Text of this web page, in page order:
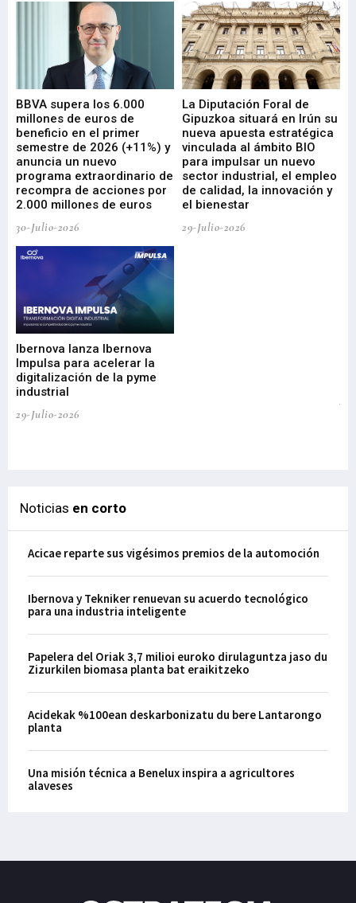
BBVA supera los 6.000
millones de euros de
beneficio en el primer
semestre de 2026 (+11%) y
anuncia un nuevo
programa extraordinario de
recompra de acciones por
2.000 millones de euros
30-Julio-2026
La Diputación Foral de
Gipuzkoa situará en Irún su
nueva apuesta estratégica
vinculada al ámbito BIO
para impulsar un nuevo
sector industrial, el empleo
de calidad, la innovación y
el bienestar
29-Julio-2026
Ibernova lanza Ibernova
Impulsa para acelerar la
digitalización de la pyme
industrial
29-Julio-2026
Noticias en corto
Acicae reparte sus vigésimos premios de la automoción
Ibernova y Tekniker renuevan su acuerdo tecnológico
para una industria inteligente
Papelera del Oriak 3,7 milioi euroko dirulaguntza jaso du
Zizurkilen biomasa planta bat eraikitzeko
Acidekak %100ean deskarbonizatu du bere Lantarongo
planta
Una misión técnica a Benelux inspira a agricultores
alaveses